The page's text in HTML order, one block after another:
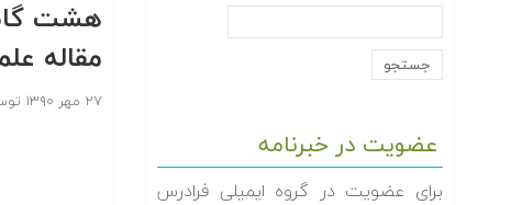
عضویت در خبرنامه
برای عضویت در گروه ایمیلی فرادرس
هشت گام
مقاله
۲۷ مهر ۱۳۹۰